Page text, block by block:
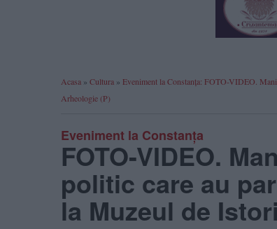
Acasa » Cultura » Eveniment la Constanța: FOTO-VIDEO.
Arheologie (P)
Eveniment la Constanța
FOTO-VIDEO.
politic care au
la Muzeul de